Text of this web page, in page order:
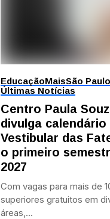
EducaçãoMaisSão Paulo
Últimas Notícias
Centro Paula
divulga calendário
Vestibular das
o primeiro
2027
Com vagas para mais de
superiores gratuitos em
áreas,...